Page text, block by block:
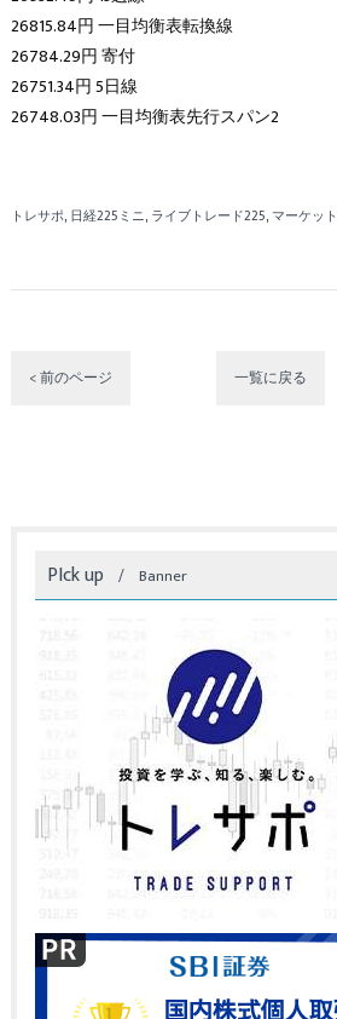
26815.84円 一目均衡表転換線
26784.29円 寄付
26751.34円 5日線
26748.03円 一目均衡表先行スパン2
トレサポ 日経225ミニ ライブトレード225 マーケット
< 前のページ 一覧に戻る
PIck up Banner